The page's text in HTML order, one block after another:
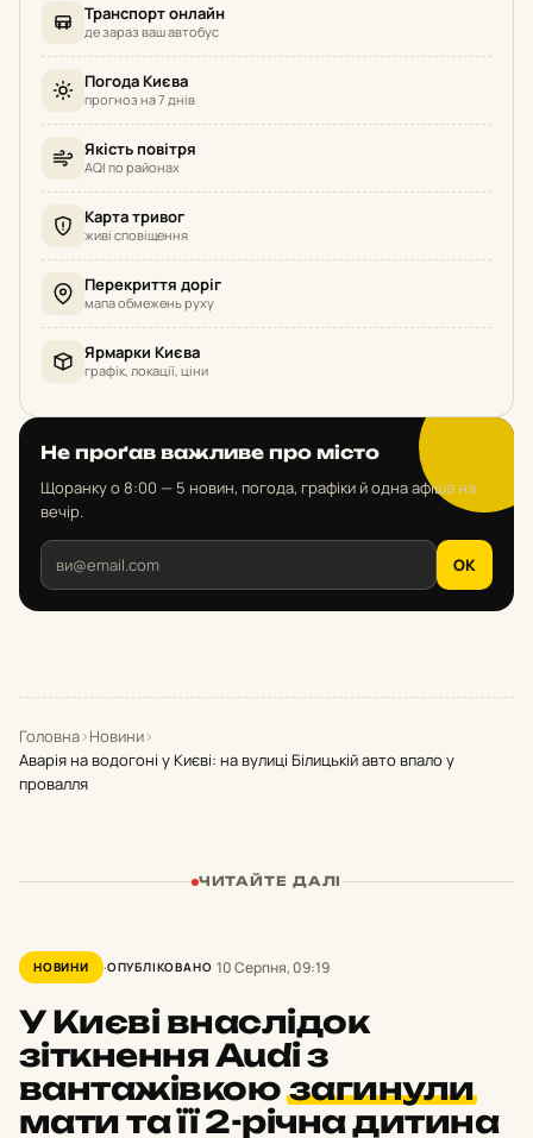
Транспорт онлайн
де зараз ваш автобус
Погода Києва
прогноз на 7 днів
Якість повітря
AQI по районах
Карта тривог
живі сповіщення
Перекриття доріг
мапа обмежень руху
Ярмарки Києва
графік, локації, ціни
Не проґав важливе про місто
Щоранку о 8:00 — 5 новин, погода, графіки й одна афіша на
вечір.
OK
Головна›Новини›
Аварія на водогоні у Києві: на вулиці Білицькій авто впало у
провалля
ЧИТАЙТЕ ДАЛІ
НОВИНИ ОПУБЛІКОВАНО 10 Серпня, 09:19
У Києві внаслідок
зіткнення Audi з
вантажівкою загинули
мати та її 2-річна дитина